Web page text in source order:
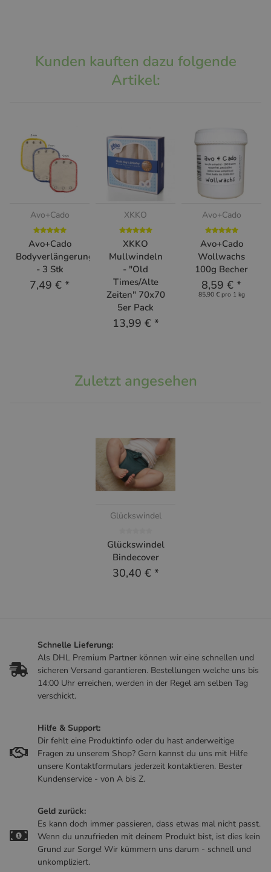
Kunden kauften dazu folgende
Artikel:
Avo+Cado
Avo+Cado
Bodyverlängerung
- 3 Stk
7,49 € *
XKKO
XKKO
Mullwindeln
- "Old
Times/Alte
Zeiten" 70x70
5er Pack
13,99 € *
Avo+Cado
Avo+Cado
Wollwachs
100g Becher
8,59 € *
85,90 € pro 1 kg
Zuletzt angesehen
Glückswindel
Glückswindel
Bindecover
30,40 € *
Schnelle Lieferung:
Als DHL Premium Partner können wir eine schnellen und
sicheren Versand garantieren. Bestellungen welche uns bis
14:00 Uhr erreichen, werden in der Regel am selben Tag
verschickt.
Hilfe & Support:
Dir fehlt eine Produktinfo oder du hast anderweitige
Fragen zu unserem Shop? Gern kannst du uns mit Hilfe
unsere Kontaktformulars jederzeit kontaktieren. Bester
Kundenservice - von A bis Z.
Geld zurück:
Es kann doch immer passieren, dass etwas mal nicht passt.
Wenn du unzufrieden mit deinem Produkt bist, ist dies kein
Grund zur Sorge! Wir kümmern uns darum - schnell und
unkompliziert.